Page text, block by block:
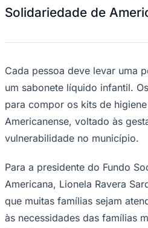
Solidariedade de
Cada pessoa deve levar uma
um sabonete líquido infantil.
para compor os kits de
Americanense, voltado às
vulnerabilidade no município.
Para a presidente do Fundo
Americana, Lionela Ravera
que muitas famílias sejam
às necessidades das famílias